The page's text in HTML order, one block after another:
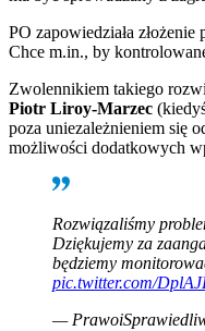
Choroby
Profilaktyka
Diety
Nieruchomości
Budowa i
Architektura i
Kupno i
Film
Aktualności
Rozrywka
Technologia
Aktualności
Aplikacje
Internet
PO zapowiedziała
Chce m.in., by
Zwolennikiem takiego
Piotr Liroy-Marzec
poza uniezależnieniem się
możliwości dodatkowych
Rozwiązaliśmy
Dziękujemy za
będziemy
pic.twitter.com/
—